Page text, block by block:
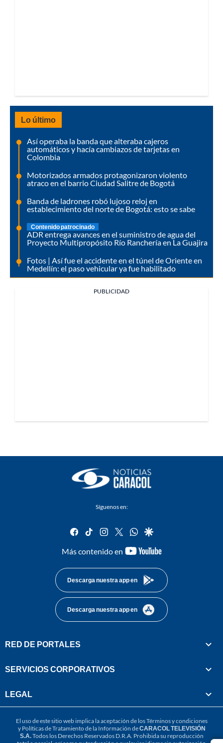
Lo último
Así operaba la banda que alteraba cajeros
automáticos y hacía cambiazos de tarjetas en
Colombia
Motorizados armados protagonizaron violento
atraco en el barrio Ciudad Salitre de Bogotá
Banda de ladrones robó lujoso reloj en
establecimiento del norte de Bogotá: esto se sabe
Contenido patrocinado
ADR entrega avances en el suministro de agua del
Proyecto Multipropósito Río Ranchería en La Guajira
Fotos | Así fue el accidente en el túnel de Oriente en
Medellín: el paso vehicular ya fue habilitado
PUBLICIDAD
Síguenos en:
facebook
tiktok instagram
twitterwhatsapp
google
Más contenido en
youtube-
Descarga nuestra app en
Descarga nuestra app en
RED DE PORTALES
SERVICIOS CORPORATIVOS
LEGAL
El uso de este sitio web implica la aceptación de losTérminos y condiciones
y Políticas de Tratamiento de la Información deCARACOL TELEVISIÓN
S.A.Todos los Derechos Reservados D.R.A. Prohibida su reproducción